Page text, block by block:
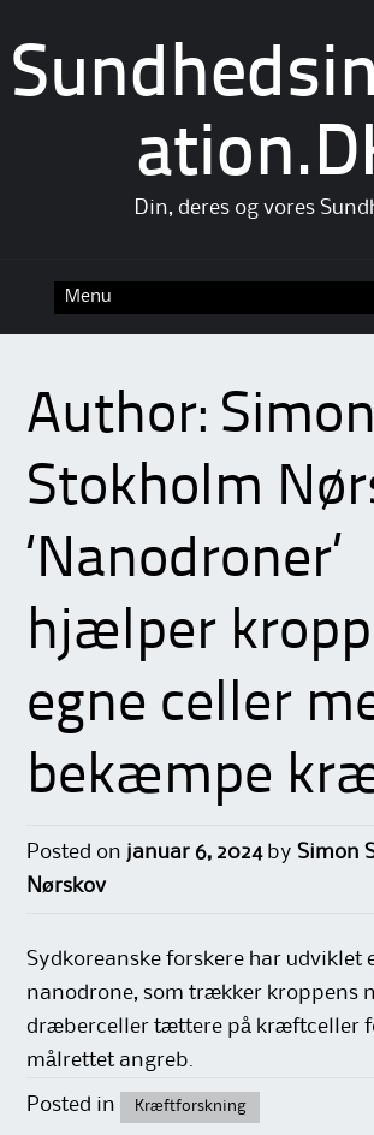
Din, deres og vores
Author: Simon
Stokholm
‘Nanodroner’
hjælper
egne celler
bekæmpe
Posted on januar 6, 2024bySimon
Nørskov
Sydkoreanske forskere har udviklet
nanodrone, som trækker kroppens
dræberceller tættere på kræftceller
målrettet angreb.
Posted in Kræftforskning